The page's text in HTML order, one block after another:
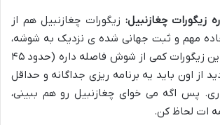
زیگورات چغازنبیل: زیگورات چغازنبیل هم از
مهم و ثبت جهانی شده ی نزدیک به شوشه،
اما یادت باشه که این زیگورات کمی از شوش فاصله داره (حدود ۴۵
از اون باید یه برنامه ریزی جداگانه و حداقل
پس اگه می خوای چغازنبیل رو هم ببینی،
ات لحاظ کن.